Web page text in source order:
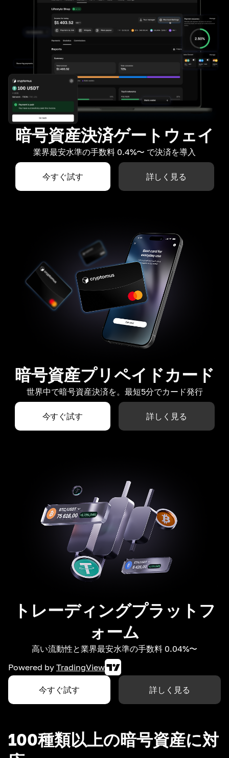
暗号資産決済ゲートウェイ
業界最安水準の手数料 0.4%〜 で決済を導入
今すぐ試す 詳しく見る
暗号資産プリペイドカード
世界中で暗号資産決済を。最短5分でカード発行
今すぐ試す 詳しく見る
トレーディングプラットフ
ォーム
高い流動性と業界最安水準の手数料 0.04%〜
Powered by TradingView
今すぐ試す 詳しく見る
100種類以上の暗号資産に対